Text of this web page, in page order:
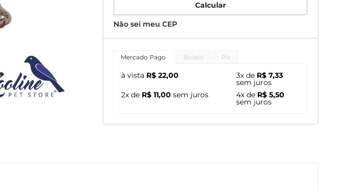
Calcular
Não sei meu CEP
Mercado Pago Boleto Pix
à vista R$ 22,00
2x de R$ 11,00 sem juros
3x de R$ 7,33
sem juros
4x de R$ 5,50
sem juros